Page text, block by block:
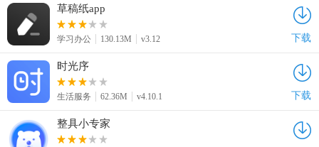
草稿纸app
学习办公 130.13M v3.12 下载
时光序
生活服务 62.36M v4.10.1 下载
整具小专家